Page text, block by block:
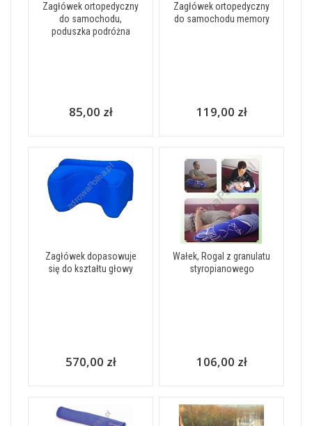
Zagłówek ortopedyczny
do samochodu,
poduszka podróżna
85,00 zł
Zagłówek ortopedyczny
do samochodu memory
119,00 zł
Zagłówek dopasowuje
się do kształtu głowy
570,00 zł
Wałek, Rogal z granulatu
styropianowego
106,00 zł